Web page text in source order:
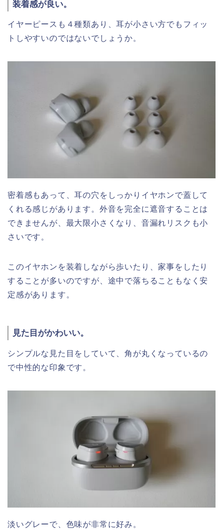
装着感が良い。
イヤーピースも４種類あり、耳が小さい方でもフィッ
トしやすいのではないでしょうか。
密着感もあって、耳の穴をしっかりイヤホンで蓋して
くれる感じがあります。外音を完全に遮音することは
できませんが、最大限小さくなり、音漏れリスクも小
さいです。
このイヤホンを装着しながら歩いたり、家事をしたり
することが多いのですが、途中で落ちることもなく安
定感があります。
見た目がかわいい。
シンプルな見た目をしていて、角が丸くなっているの
で中性的な印象です。
淡いグレーで、色味が非常に好み。